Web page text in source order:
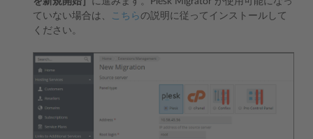
ていない場合は、
こちらの説明に従ってインストールして
ください。